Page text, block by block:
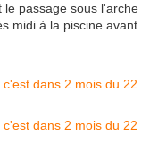
le passage sous l'arche
midi à la piscine avant